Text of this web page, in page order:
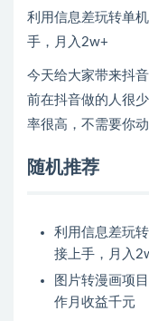
利用信息差玩转单
手，月入2w+
今天给大家带来抖
前在抖音做的人很
率很高，不需要你
随机推荐
利用信息差玩
接上手，月入
图片转漫画项
作月收益千元